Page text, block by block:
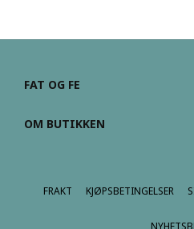
FAT OG FE
OM BUTIKKEN
FRAKT KJØPSBETINGELSER